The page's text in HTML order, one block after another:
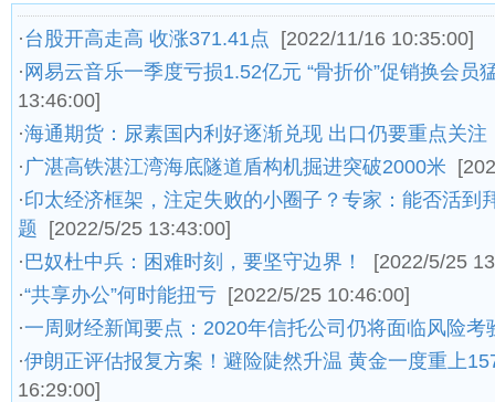
·台股开高走高 收涨371.41点
[2022/11/16 10:35:00]
· 网易云音乐一季度亏损1.52亿元 “骨折价”促销换会员
13:46:00]
·海通期货：尿素国内利好逐渐兑现 出口仍要重点关注
·广湛高铁湛江湾海底隧道盾构机掘进突破2000米
·印太经济框架，注定失败的小圈子？专家：能否活到
题 [2022/5/25 13:43:00]
·巴奴杜中兵：困难时刻，要坚守边界！
[2022/5/25
·“共享办公”何时能扭亏 [2022/5/25 10:46:00]
·一周财经新闻要点：2020年信托公司仍将面临风险考
·伊朗正评估报复方案！避险陡然升温 黄金一度重上
16:29:00]